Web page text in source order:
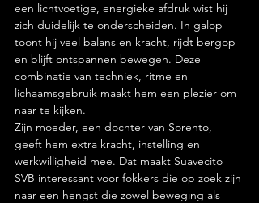
een lichtvoetige, energieke afdruk wist hij
zich duidelijk te onderscheiden. In galop
toont hij veel balans en kracht, rijdt bergop
en blijft ontspannen bewegen. Deze
combinatie van techniek, ritme en
lichaamsgebruik maakt hem een plezier om
naar te kijken.
Zijn moeder, een dochter van Sorento,
geeft hem extra kracht, instelling en
werkwilligheid mee. Dat maakt Suavecito
SVB interessant voor fokkers die op zoek zijn
naar een hengst die zowel beweging als